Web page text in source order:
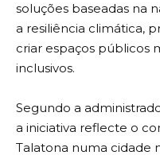
soluções baseadas na
a resiliência climática,
criar espaços públicos
inclusivos.
Segundo a
a iniciativa reflecte o
Talatona numa cidade